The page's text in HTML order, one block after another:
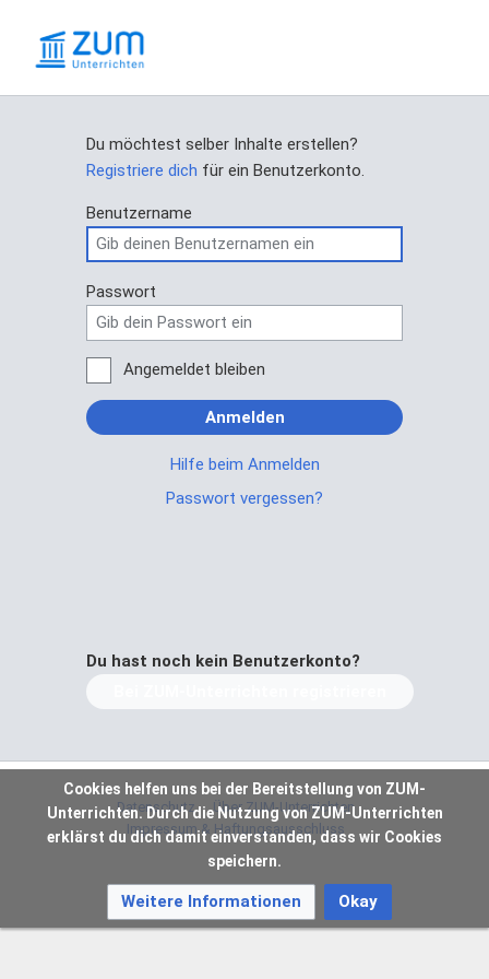
Du möchtest selber Inhalte erstellen?
Registriere dich für ein Benutzerkonto.
Benutzername
Passwort
Angemeldet bleiben
Anmelden
Hilfe beim Anmelden
Passwort vergessen?
Du hast noch kein Benutzerkonto?
Datenschutz
Über ZUM-Unterrichten
Impressum & Haftungsausschluss
Cookies helfen uns bei der Bereitstellung von ZUM-
Unterrichten. Durch die Nutzung von ZUM-Unterrichten
erklärst du dich damit einverstanden, dass wir Cookies
speichern.
Weitere Informationen Okay